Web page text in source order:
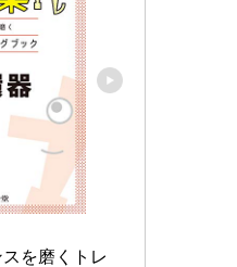
を磨くトレ